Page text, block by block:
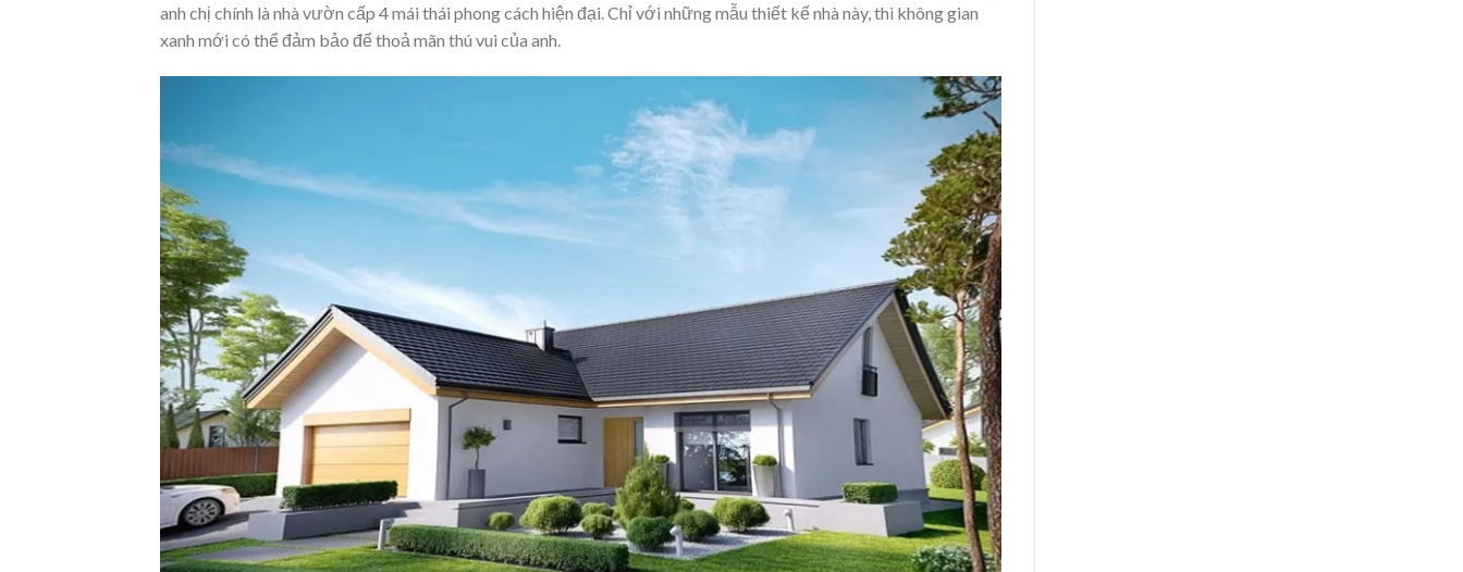
anh chị chính là nhà vườn cấp 4 mái thái phong cách hiện đại. Chỉ với những mẫu thiết kế nhà này, thì không gian
xanh mới có thể đảm bảo để thoả mãn thú vui của anh.